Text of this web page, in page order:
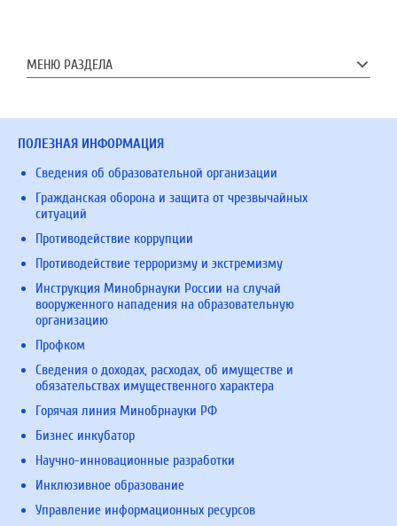
МЕНЮ РАЗДЕЛА
ПОЛЕЗНАЯ ИНФОРМАЦИЯ
Сведения об образовательной организации
Гражданская оборона и защита от чрезвычайных
ситуаций
Противодействие коррупции
Противодействие терроризму и экстремизму
Инструкция Минобрнауки России на случай
вооруженного нападения на образовательную
организацию
Профком
Сведения о доходах, расходах, об имуществе и
обязательствах имущественного характера
Горячая линия Минобрнауки РФ
Бизнес инкубатор
Научно-инновационные разработки
Инклюзивное образование
Управление информационных ресурсов